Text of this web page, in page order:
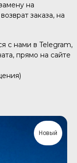
на
заказа, на
с нами в Telegram,
прямо на сайте
Новый